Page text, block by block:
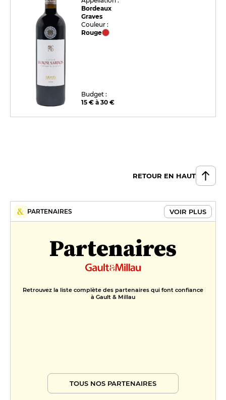
Bordeaux
Graves
Couleur :
Rouge
Budget :
15 € à 30 €
RETOUR EN HAUT
PARTENAIRES VOIR PLUS
Partenaires
Retrouvez la liste complète des partenaires qui font confiance
à Gault & Millau
TOUS NOS PARTENAIRES